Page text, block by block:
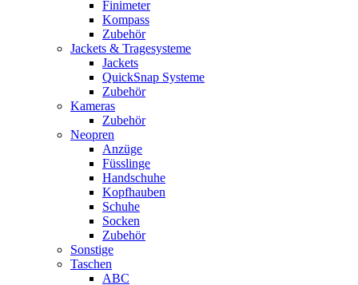
Finimeter
Kompass
Zubehör
Jackets & Tragesysteme
Jackets
QuickSnap Systeme
Zubehör
Kameras
Zubehör
Neopren
Anzüge
Füsslinge
Handschuhe
Kopfhauben
Schuhe
Socken
Zubehör
Sonstige
Taschen
ABC